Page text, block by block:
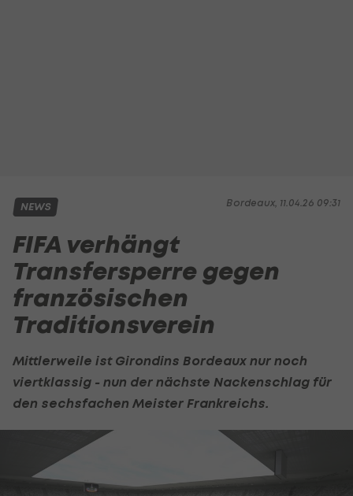
Bordeaux, 11.04.26 09:31
NEWS
FIFA verhängt
Transfersperre gegen
französischen
Traditionsverein
Mittlerweile ist Girondins Bordeaux nur noch
viertklassig - nun der nächste Nackenschlag für
den sechsfachen Meister Frankreichs.